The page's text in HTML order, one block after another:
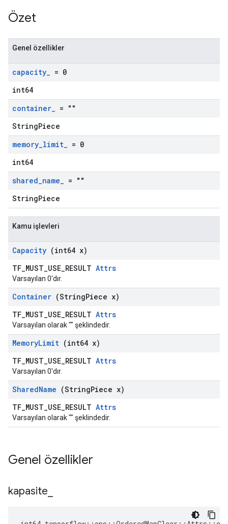
Özet
Genel özellikler
capacity_ = 0
int64
container_ = ""
StringPiece
memory_limit_ = 0
int64
shared_name_ = ""
StringPiece
Kamu işlevleri
Capacity (int64 x)
TF_MUST_USE_RESULT Attrs
Varsayılan 0'dır.
Container (StringPiece x)
TF_MUST_USE_RESULT Attrs
Varsayılan olarak "" şeklindedir.
MemoryLimit (int64 x)
TF_MUST_USE_RESULT Attrs
Varsayılan 0'dır.
SharedName (StringPiece x)
TF_MUST_USE_RESULT Attrs
Varsayılan olarak "" şeklindedir.
Genel özellikler
kapasite